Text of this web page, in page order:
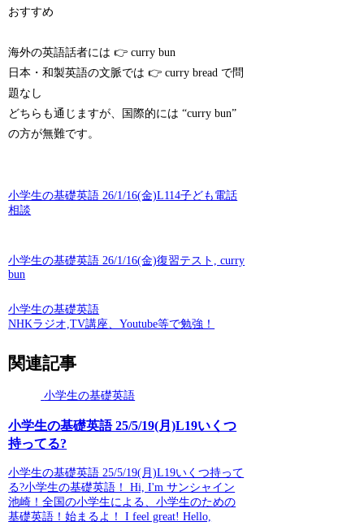
おすすめ
海外の英語話者には 👉 curry bun
日本・和製英語の文脈では 👉 curry bread で問
題なし
どちらも通じますが、国際的には “curry bun”
の方が無難です。
小学生の基礎英語 26/1/16(金)L114子ども電話
相談
小学生の基礎英語 26/1/16(金)復習テスト, curry
bun
小学生の基礎英語
NHKラジオ,TV講座、Youtube等で勉強！
関連記事
小学生の基礎英語
小学生の基礎英語 25/5/19(月)L19いくつ
持ってる?
小学生の基礎英語 25/5/19(月)L19いくつ持って
る?小学生の基礎英語！ Hi, I'm サンシャイン
池崎！全国の小学生による、小学生のための
基礎英語！始まるよ！ I feel great! Hello,